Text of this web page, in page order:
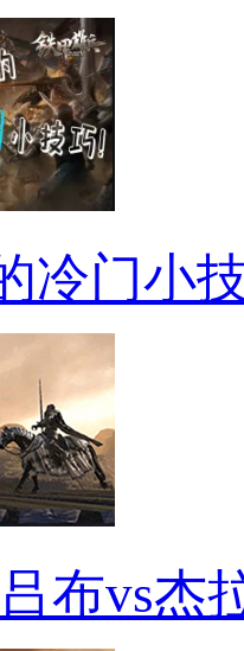
冷门小
布vs杰